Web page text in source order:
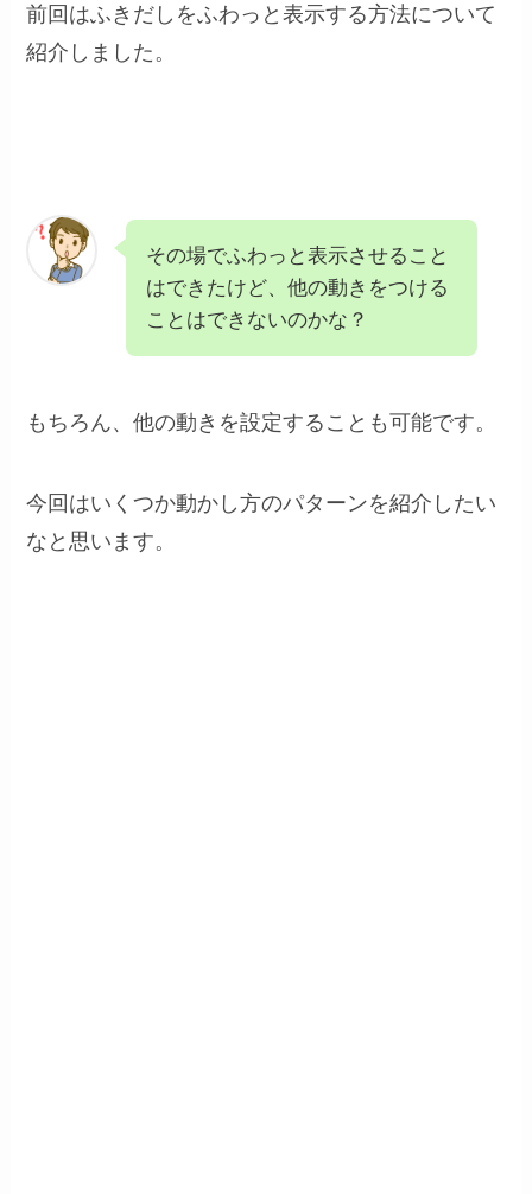
前回はふきだしをふわっと表示する方法について
紹介しました。
その場でふわっと表示させること
はできたけど、他の動きをつける
ことはできないのかな？
もちろん、他の動きを設定することも可能です。
今回はいくつか動かし方のパターンを紹介したい
なと思います。